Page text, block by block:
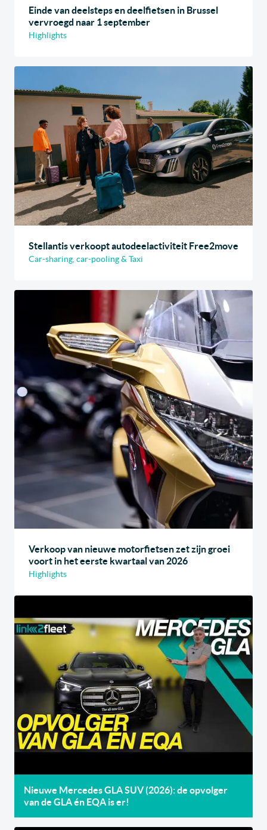
Einde van deelsteps en deelfietsen in Brussel
vervroegd naar 1 september
Highlights
Stellantis verkoopt autodeelactiviteit Free2move
Car-sharing, car-pooling & Taxi
Verkoop van nieuwe motorfietsen zet zijn groei
voort in het eerste kwartaal van 2026
Highlights
Nieuwe Mercedes GLA SUV (2026): de opvolger
van de GLA én EQA is er!